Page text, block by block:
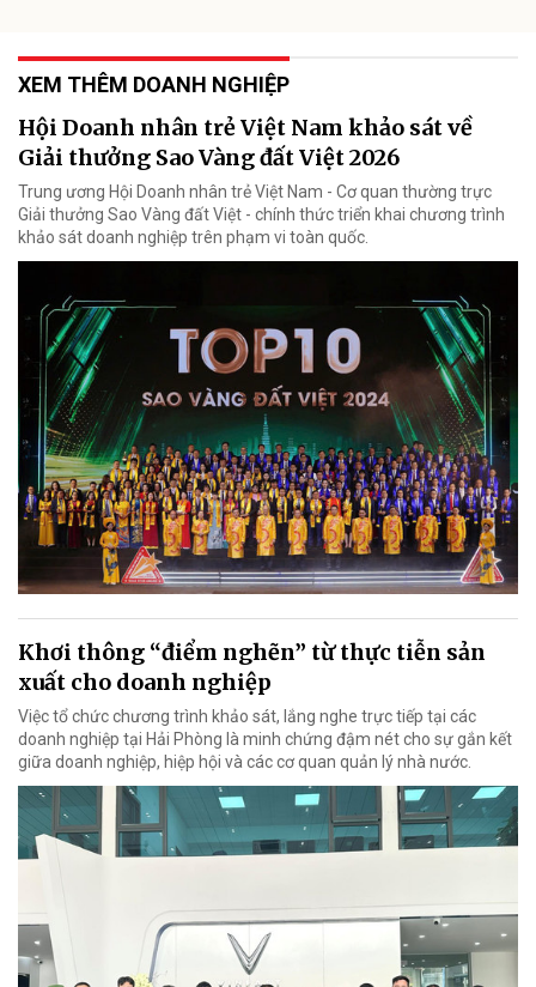
XEM THÊM DOANH NGHIỆP
Hội Doanh nhân trẻ Việt Nam khảo sát về
Giải thưởng Sao Vàng đất Việt 2026
Trung ương Hội Doanh nhân trẻ Việt Nam - Cơ quan thường trực
Giải thưởng Sao Vàng đất Việt - chính thức triển khai chương trình
khảo sát doanh nghiệp trên phạm vi toàn quốc.
Khơi thông “điểm nghẽn” từ thực tiễn sản
xuất cho doanh nghiệp
Việc tổ chức chương trình khảo sát, lắng nghe trực tiếp tại các
doanh nghiệp tại Hải Phòng là minh chứng đậm nét cho sự gắn kết
giữa doanh nghiệp, hiệp hội và các cơ quan quản lý nhà nước.